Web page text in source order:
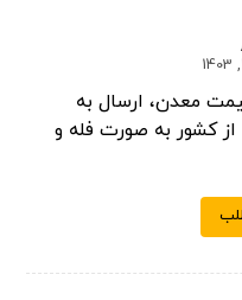
معدن، ارسال به
کشور به صورت فله و